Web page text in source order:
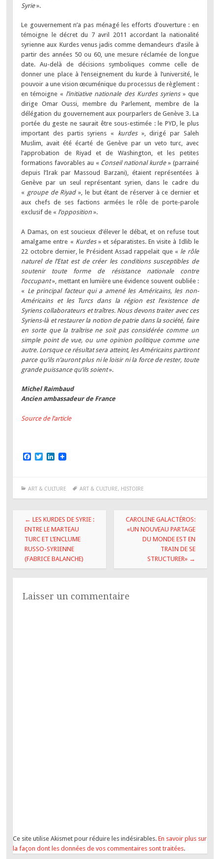
Syrie».
Le gouvernement n’a pas ménagé les efforts d’ouverture : en
témoigne le décret du 7 avril 2011 accordant la nationalité
syrienne aux Kurdes venus jadis comme demandeurs d’asile à
partir des années 50 ou 60, une mesure réclamée de longue
date. Au-delà de décisions symboliques comme celle de
donner une place à l’enseignement du kurde à l’université, le
pouvoir a une vision œcuménique du processus de règlement :
en témoigne « l’initiative nationale des Kurdes syriens» que
dirige Omar Oussi, membre du Parlement, membre de la
délégation du gouvernement aux pourparlers de Genève 3. La
portée du geste ne saurait être sous-estimée : le PYD, le plus
important des partis syriens « kurdes», dirigé par Saleh
Muslim, avait été écarté de Genève par un veto turc, avec
l’approbation de Riyad et de Washington, et les petites
formations favorables au « Conseil national kurde » (parrainé
depuis l’Irak par Massoud Barzani), étaient représentées à
Genève par un seul représentant syrien, dans le cadre du
« groupe de Riyad», le but étant de réserver à ce dernier et
aux chefs de ses factions armées le rôle de porte-parole
exclusif de « l’opposition ».
A Damas, on est soucieux d’élever le débat, et on refuse tout
amalgame entre « Kurdes» et séparatistes. En visite à Idlib le
22 octobre dernier, le Président Assad rappelait que « le rôle
naturel de l’Etat est de créer les conditions susceptibles de
soutenir toute forme de résistance nationale contre
l’occupant», mettant en lumière une évidence souvent oubliée :
« Le principal facteur qui a amené les Américains, les non-
Américains et les Turcs dans la région est l’existence de
Syriens collaborateurs et traîtres. Nous devons traiter avec ces
Syriens-là et restaurer la notion de patrie dans la société, faire
en sorte que la traîtrise ne soit pas considérée comme un
simple point de vue, ou une opinion politique comme une
autre. Lorsque ce résultat sera atteint, les Américains partiront
parce qu’ils n’auront plus ni le loisir ni la force de rester, toute
grande puissance qu’ils soient».
Michel Raimbaud
Ancien ambassadeur de France
Source de l’article
F
b
T
t
L
e
ART & CULTURE ART & CULTURE, HISTOIRE
Navigation
des
articles
← LES KURDES DE SYRIE :
ENTRE LE MARTEAU
TURC ET L’ENCLUME
RUSSO-SYRIENNE
(FABRICE BALANCHE)
CAROLINE GALACTÉROS:
«UN NOUVEAU PARTAGE
DU MONDE EST EN
TRAIN DE SE
STRUCTURER» →
Laisser un commentaire
Ce site utilise Akismet pour réduire les indésirables. En savoir plus sur
la façon dont les données de vos commentaires sont traitées.